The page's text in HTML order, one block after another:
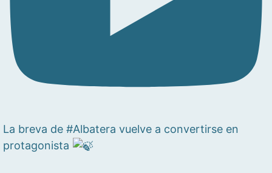
La breva de #Albatera vuelve a convertirse en
protagonista